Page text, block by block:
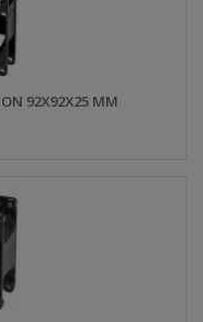
92X92X25 MM